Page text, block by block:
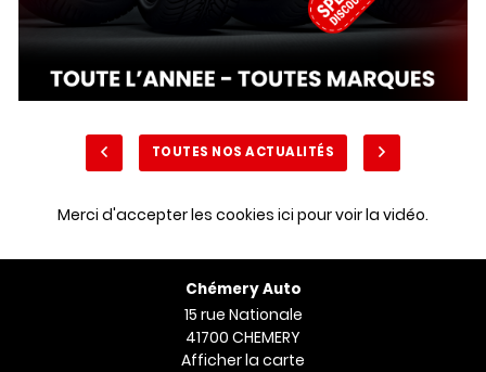
TOUTES NOS ACTUALITÉS
Merci d'accepter les cookies ici pour voir la vidéo.
Chémery Auto
15 rue Nationale
41700 CHEMERY
Afficher la carte